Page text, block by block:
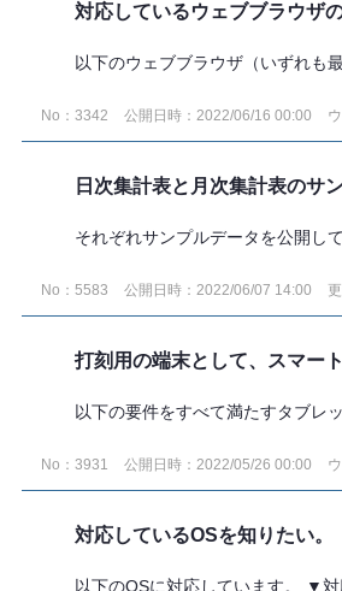
対応しているウェブブラウザ
以下のウェブブラウザ（いずれも
No：3342 公開日時：2022/06/16 00:00
日次集計表と月次集計表のサ
それぞれサンプルデータを公開し
No：5583 公開日時：2022/06/07 14:00
打刻用の端末として、スマー
以下の要件をすべて満たすタブレ
No：3931 公開日時：2022/05/26 00:00
対応しているOSを知りたい。
以下のOSに対応しています。 ▼対